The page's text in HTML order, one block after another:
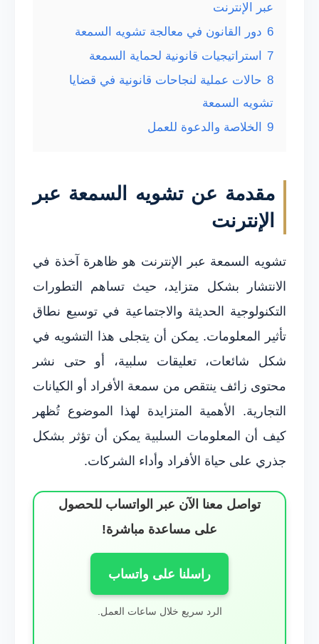
عبر الإنترنت
6 دور القانون في معالجة تشويه السمعة
7
استراتيجيات قانونية لحماية السمعة
8 حالات عملية لنجاحات قانونية في قضايا
تشويه السمعة
9
الخلاصة والدعوة للعمل
مقدمة عن تشويه السمعة عبر
الإنترنت
تشويه السمعة عبر الإنترنت هو ظاهرة آخذة في
الانتشار بشكل متزايد، حيث تساهم التطورات
التكنولوجية الحديثة والاجتماعية في توسيع نطاق
تأثير المعلومات. يمكن أن يتجلى هذا التشويه في
شكل شائعات، تعليقات سلبية، أو حتى نشر
محتوى زائف ينتقص من سمعة الأفراد أو الكيانات
التجارية. الأهمية المتزايدة لهذا الموضوع تُظهر
كيف أن المعلومات السلبية يمكن أن تؤثر بشكل
جذري على حياة الأفراد وأداء الشركات.
تواصل معنا الآن عبر الواتساب للحصول
على مساعدة مباشرة!
راسلنا على واتساب
الرد سريع خلال ساعات العمل.